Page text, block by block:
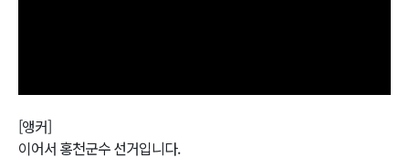
[앵커]
이어서 홍천군수 선거입니다.